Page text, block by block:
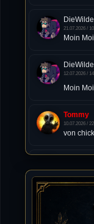
21.07.2026 /
Moin
12.07.2026 /
Moin
Tommy
10.07.2026 /
von
Letzte
27. Dez
10.07.2026 /